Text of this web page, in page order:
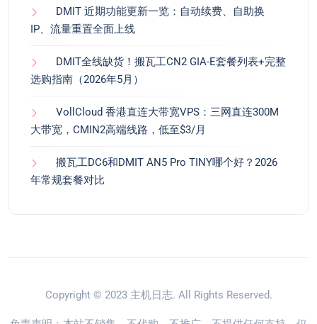
DMIT 近期功能更新一览：自动续费、自助换
IP、流量重置全面上线
DMIT全线缺货！搬瓦工CN2 GIA-E套餐列表+完整
选购指南（2026年5月）
VollCloud 香港直连大带宽VPS：三网直连300M
大带宽，CMIN2高端线路，低至$3/月
搬瓦工DC6和DMIT AN5 Pro TINY哪个好？2026
年常规套餐对比
Copyright © 2023 主机日志. All Rights Reserved.